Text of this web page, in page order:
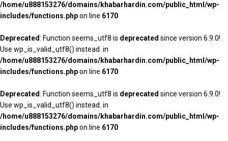
/home/u888153276/domains/khabarhardin.com/public_html/wp-
includes/functions.phpon line 6170
Deprecated: Function seems_utf8 is deprecated since version 6.9.0!
Use wp_is_valid_utf8() instead. in
/home/u888153276/domains/khabarhardin.com/public_html/wp-
includes/functions.phpon line 6170
Deprecated: Function seems_utf8 is deprecated since version 6.9.0!
Use wp_is_valid_utf8() instead. in
/home/u888153276/domains/khabarhardin.com/public_html/wp-
includes/functions.phpon line 6170